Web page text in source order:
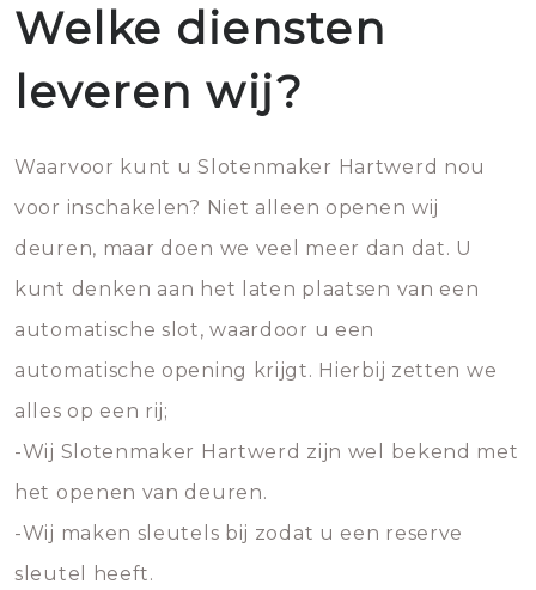
Welke diensten
leveren wij?
Waarvoor kunt u Slotenmaker Hartwerd nou
voor inschakelen? Niet alleen openen wij
deuren, maar doen we veel meer dan dat. U
kunt denken aan het laten plaatsen van een
automatische slot, waardoor u een
automatische opening krijgt. Hierbij zetten we
alles op een rij;
-Wij Slotenmaker Hartwerd zijn wel bekend met
het openen van deuren.
-Wij maken sleutels bij zodat u een reserve
sleutel heeft.